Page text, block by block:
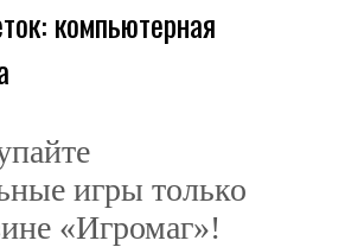
компьютерная
игры только
«Игромаг»!